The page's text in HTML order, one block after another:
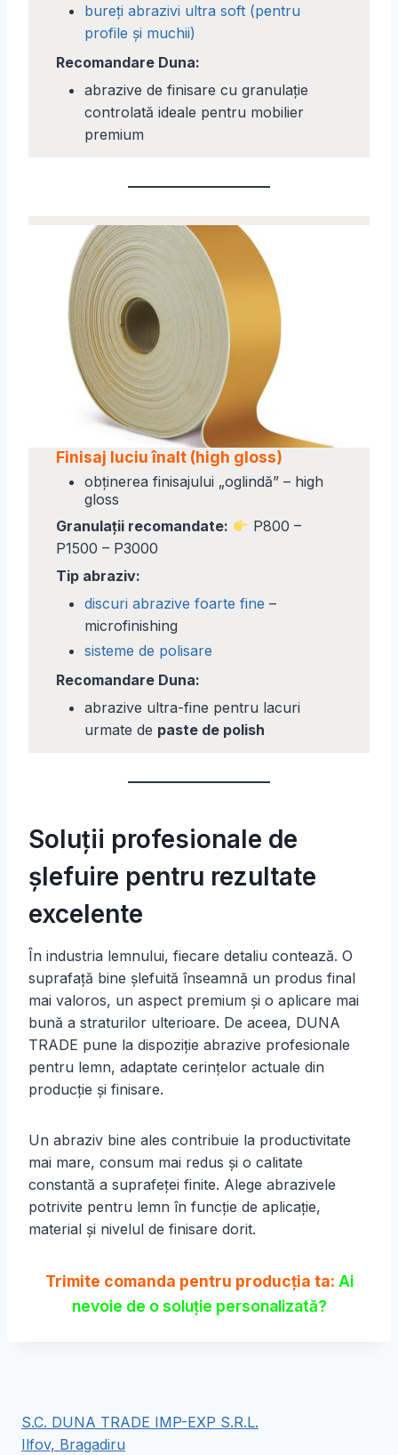
bureți abrazivi ultra soft (pentru
profile și muchii)
Recomandare Duna:
abrazive de finisare cu granulație
controlată ideale pentru mobilier
premium
Finisaj luciu înalt (high gloss)
obținerea finisajului „oglindă” – high
gloss
Granulații recomandate:
P800 –
P1500 – P3000
Tip abraziv:
discuri abrazive foarte fine –
microfinishing
sisteme de polisare
Recomandare Duna:
abrazive ultra-fine pentru lacuri
urmate de paste de polish
Soluții profesionale de
şlefuire pentru rezultate
excelente
În industria lemnului, fiecare detaliu contează. O
suprafață bine șlefuită înseamnă un produs final
mai valoros, un aspect premium și o aplicare mai
bună a straturilor ulterioare. De aceea, DUNA
TRADE pune la dispoziție abrazive profesionale
pentru lemn, adaptate cerințelor actuale din
producție și finisare.
Un abraziv bine ales contribuie la productivitate
mai mare, consum mai redus și o calitate
constantă a suprafeței finite. Alege abrazivele
potrivite pentru lemn în funcție de aplicație,
material și nivelul de finisare dorit.
Trimite comanda pentru producţia ta: Ai
nevoie de o soluție personalizată?
S.C. DUNA TRADE IMP-EXP S.R.L.
Ilfov, Bragadiru